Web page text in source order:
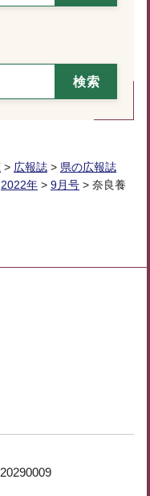
> 広報誌 > 県の広報誌
2022年 > 9月号 > 奈良養